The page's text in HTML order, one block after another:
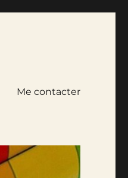
Me contacter